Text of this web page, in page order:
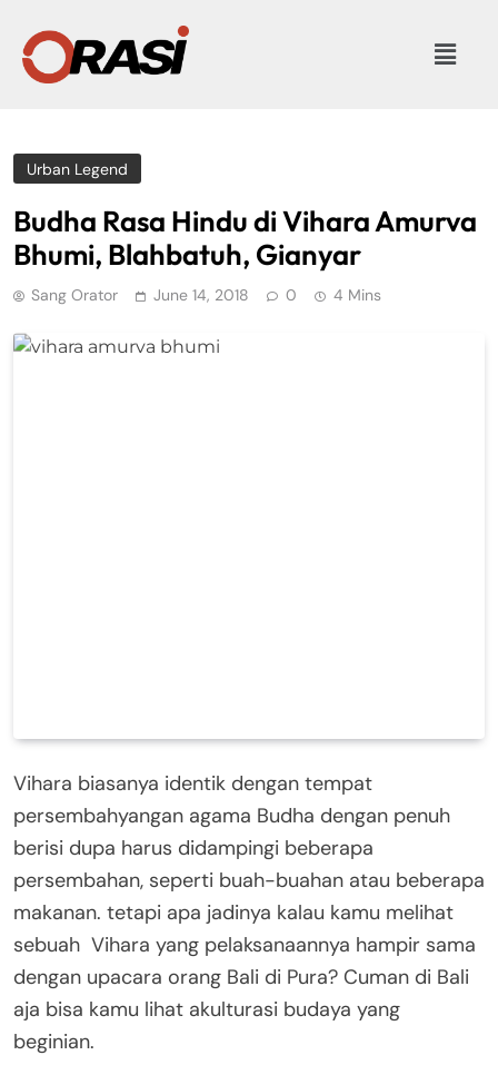
Urban Legend
Budha Rasa Hindu di Vihara Amurva
Bhumi, Blahbatuh, Gianyar
Sang Orator June 14, 2018 0 4 Mins
Vihara biasanya identik dengan tempat
persembahyangan agama Budha dengan penuh
berisi dupa harus didampingi beberapa
persembahan, seperti buah-buahan atau beberapa
makanan. tetapi apa jadinya kalau kamu melihat
sebuah Vihara yang pelaksanaannya hampir sama
dengan upacara orang Bali di Pura? Cuman di Bali
aja bisa kamu lihat akulturasi budaya yang
beginian.